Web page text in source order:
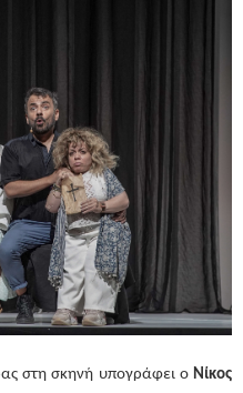
στη σκηνή υπογράφει ο Νίκος